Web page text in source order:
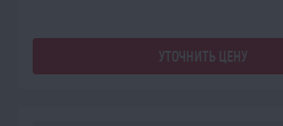
УТОЧНИТЬ ЦЕНУ